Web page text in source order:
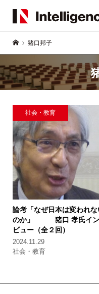
猪口邦子
社会・教育
論考「なぜ日本は変われ
のか」
猪口 孝氏イン
ビュー（全２回）
2024.11.29
社会・教育